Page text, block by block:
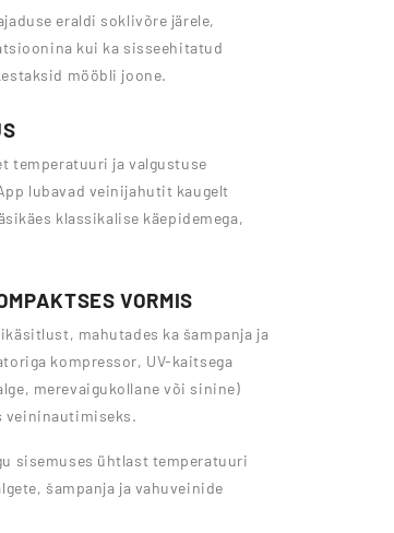
eraldi soklivõre järele,
kui ka sisseehitatud
mööbli joone.
temperatuuri ja valgustuse
lubavad veinijahutit kaugelt
klassikalise käepidemega,
VORMIS
mahutades ka šampanja ja
kompressor, UV-kaitsega
merevaigukollane või sinine)
veininautimiseks.
sisemuses ühtlast temperatuuri
šampanja ja vahuveinide